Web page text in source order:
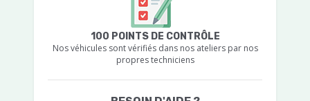
100 POINTS DE CONTRÔLE
Nos véhicules sont vérifiés dans nos ateliers par nos
propres techniciens